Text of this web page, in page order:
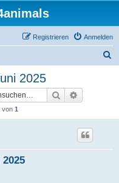
Anmelden
Registrieren
2025
Suche
von 1